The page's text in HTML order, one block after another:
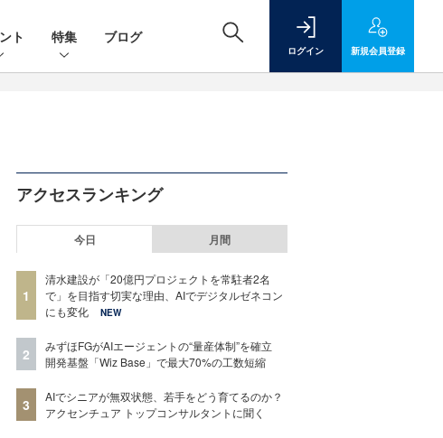
ト 特集 ブログ
ログイン 新規会員登録
アクセスランキング
今日 月間
1
清水建設が「20億円プロジェクトを常駐者2名
で」を目指す切実な理由、AIでデジタルゼネコン
にも変化
NEW
2
みずほFGがAIエージェントの“量産体制”を確立
開発基盤「Wiz Base」で最大70%の工数短縮
3
AIでシニアが無双状態、若手をどう育てるのか？
アクセンチュア トップコンサルタントに聞く